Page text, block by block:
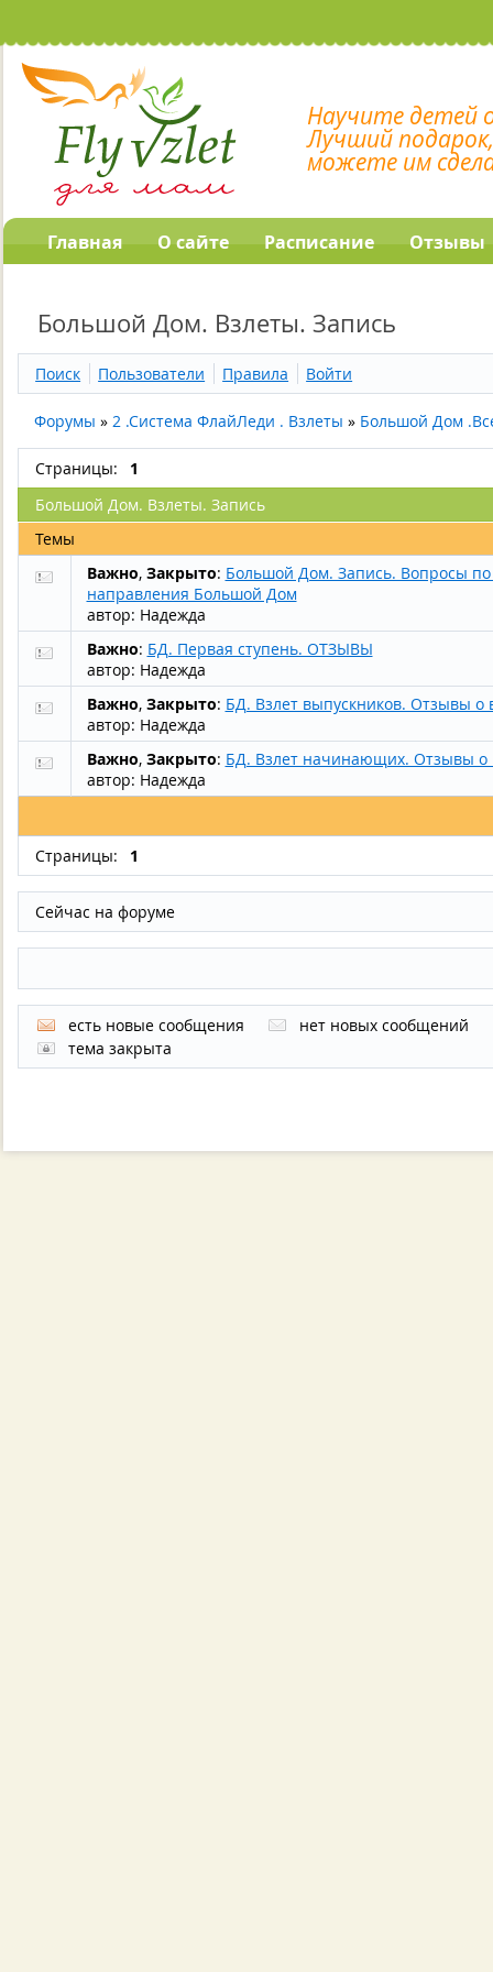
Научите детей
Лучший
можете им
Главная О сайте Расписание Отзывы
Большой Дом. Взлеты. Запись
Поиск Пользователи Правила Войти
Форумы »2 .Система ФлайЛеди . Взлеты » Большой Дом
Страницы:
1
Большой Дом. Взлеты. Запись
Темы
Важно, Закрыто: Большой Дом. Запись. Вопросы по
направления Большой Дом
автор: Надежда
Важно: БД. Первая ступень. ОТЗЫВЫ
автор: Надежда
Важно, Закрыто: БД. Взлет выпускников. Отзывы о
автор: Надежда
Важно, Закрыто: БД. Взлет начинающих. Отзывы о
автор: Надежда
Страницы: 1
Сейчас на форуме
есть новые сообщения
нет новых сообщений
тема закрыта